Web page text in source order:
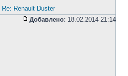
Re: Renault Duster
Добавлено: 18.02.2014 21:14